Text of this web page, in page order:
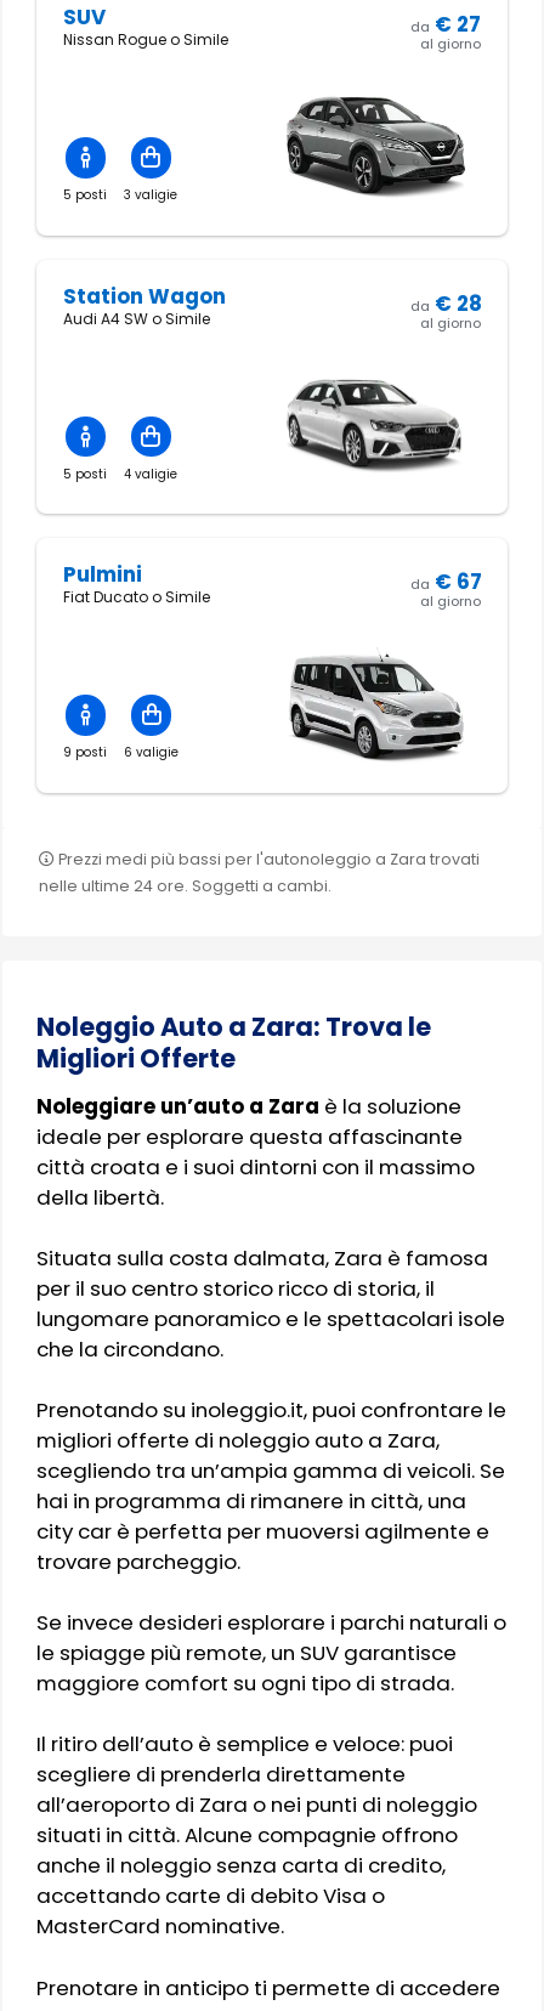
SUV
Nissan Rogue o Simile
5 posti 3 valigie
da € 27
al giorno
Station Wagon
Audi A4 SW o Simile
5 posti 4 valigie
da € 28
al giorno
Pulmini
Fiat Ducato o Simile
9 posti 6 valigie
da € 67
al giorno
Prezzi medi più bassi per l'autonoleggio a Zara trovati
nelle ultime 24 ore. Soggetti a cambi.
Noleggio Auto a Zara: Trova le
Migliori Offerte
Noleggiare un’auto a Zara è la soluzione
ideale per esplorare questa affascinante
città croata e i suoi dintorni con il massimo
della libertà.
Situata sulla costa dalmata, Zara è famosa
per il suo centro storico ricco di storia, il
lungomare panoramico e le spettacolari isole
che la circondano.
Prenotando su inoleggio.it, puoi confrontare le
migliori offerte di noleggio auto a Zara,
scegliendo tra un’ampia gamma di veicoli. Se
hai in programma di rimanere in città, una
city car è perfetta per muoversi agilmente e
trovare parcheggio.
Se invece desideri esplorare i parchi naturali o
le spiagge più remote, un SUV garantisce
maggiore comfort su ogni tipo di strada.
Il ritiro dell’auto è semplice e veloce: puoi
scegliere di prenderla direttamente
all’aeroporto di Zara o nei punti di noleggio
situati in città. Alcune compagnie offrono
anche il noleggio senza carta di credito,
accettando carte di debito Visa o
MasterCard nominative.
Prenotare in anticipo ti permette di accedere